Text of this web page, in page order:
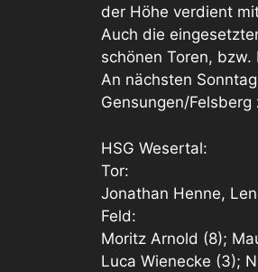
der Höhe verdient
Auch die
schönen Toren,
An nächsten
Gensungen/
HSG Wesertal:
Tor:
Jonathan Henne,
Feld:
Moritz Arnold (8);
Luca Wienecke (3);